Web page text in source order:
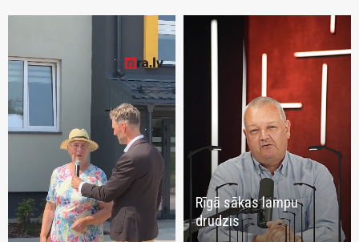
Rīgā sākas lampu
drudzis